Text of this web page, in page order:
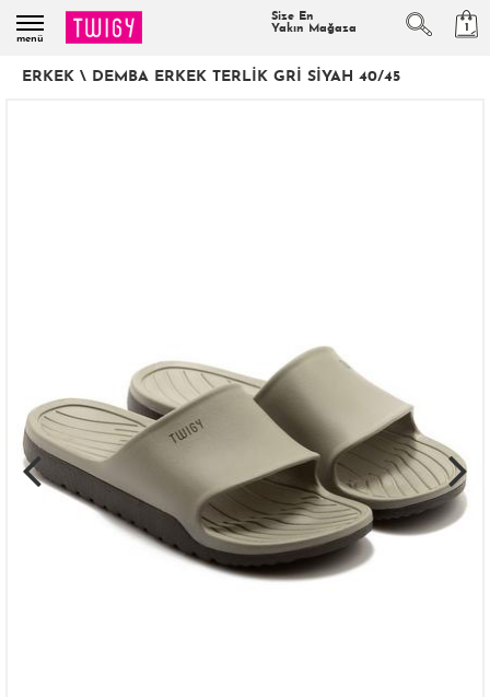
menü
Size En
Yakın Mağaza
1
ERKEK \ DEMBA ERKEK TERLIK GRI SIYAH 40/45